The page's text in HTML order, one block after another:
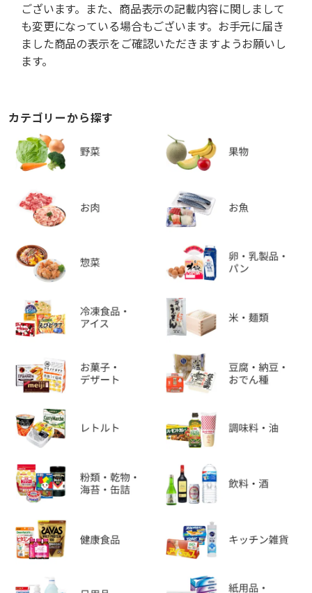
ございます。また、商品表示の記載内容に関しまして
も変更になっている場合もございます。お手元に届き
ました商品の表示をご確認いただきますようお願いし
ます。
カテゴリーから探す